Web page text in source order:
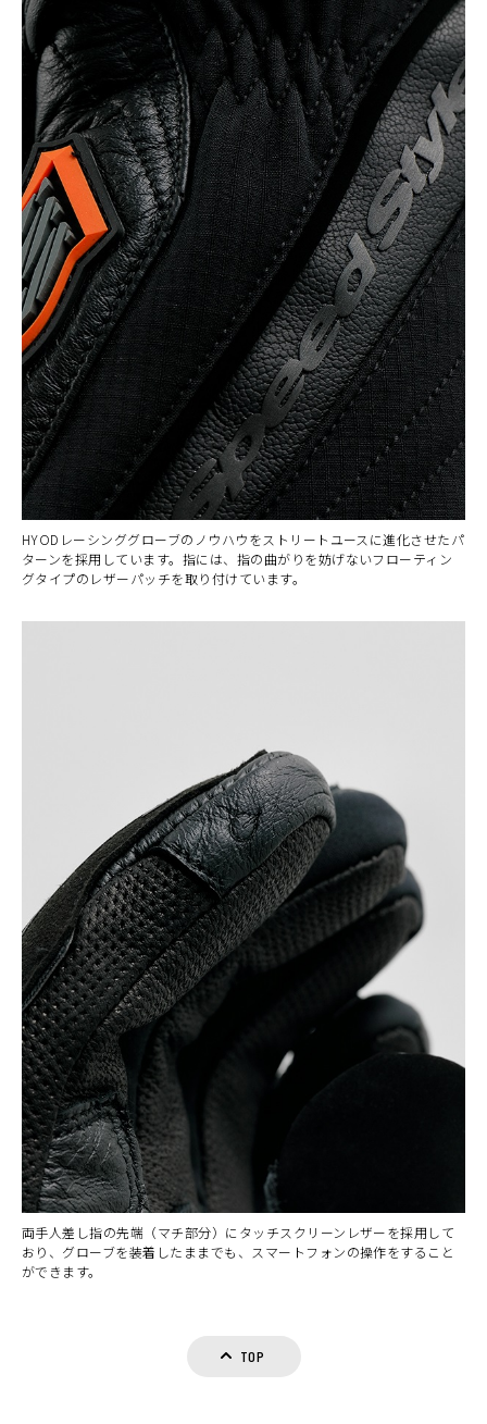
HYODレーシンググローブのノウハウをストリートユースに進化させたパ
ターンを採用しています。指には、指の曲がりを妨げないフローティン
グタイプのレザーパッチを取り付けています。
両手人差し指の先端（マチ部分）にタッチスクリーンレザーを採用して
おり、グローブを装着したままでも、スマートフォンの操作をすること
ができます。
TOP
BLACK
LL
¥15,290 (税込)
カートに入れる
BLACK/ORANGE
L
¥15,290(税込)
カートに入れる
BLACK/ORANGE
LL
¥15,290(税込)
カートに入れる
BLACK/WHITE OR
ANGE STITCH
M
¥15,290 (税込)
カートに入れる
BLACK/WHITE OR
ANGE STITCH
L
¥15,290 (税込)
カートに入れる
BLACK/WHITE OR
ANGE STITCH
LL
¥15,290(税込)
カートに入れる